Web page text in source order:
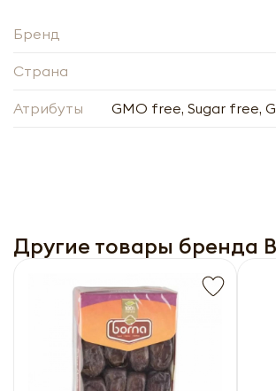
Бренд
Страна
Атрибуты GMO free, Sugar free,
Другие товары бренда
-
Нажимая кнопку «Оформить», я даю
на обработку моих персональных